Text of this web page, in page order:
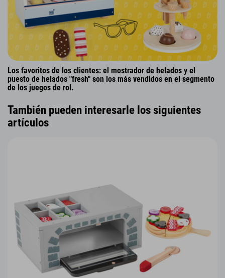
Los favoritos de los clientes: el mostrador de helados y el
puesto de helados "fresh" son los más vendidos en el segmento
de los juegos de rol.
También pueden interesarle los siguientes
artículos